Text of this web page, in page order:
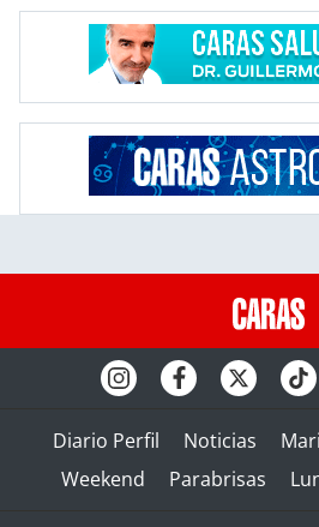
Diario Perfil Noticias
Weekend
Parabrisas